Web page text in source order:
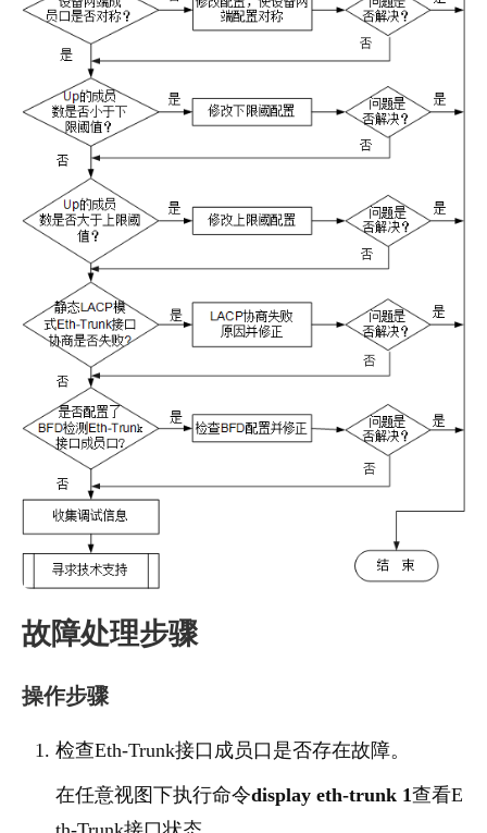
故障处理步骤
操作步骤
检查Eth-Trunk接口成员口是否存在故障。
在任意视图下执行命令display eth-trunk 1查看E